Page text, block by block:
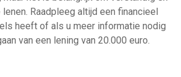
Raadpleeg altijd een financieel
heeft of als u meer informatie nodig
van een lening van 20.000 euro.